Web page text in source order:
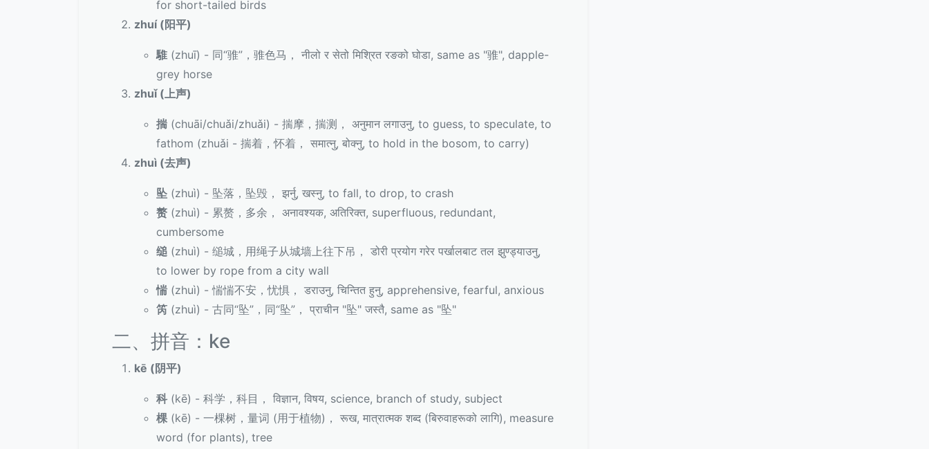
for short-tailed birds
zhuí (阳平)
騅 (zhuī) - 同“骓”，骓色马， नीलो र सेतो मिश्रित रङको घोडा, same as "骓", dapple-
grey horse
zhuǐ (上声)
揣 (chuāi/chuǎi/zhuǎi) - 揣摩，揣测， अनुमान लगाउनु, to guess, to speculate, to
fathom (zhuǎi - 揣着，怀着， समात्नु, बोक्नु, to hold in the bosom, to carry)
zhuì (去声)
坠 (zhuì) - 坠落，坠毁， झर्नु, खस्नु, to fall, to drop, to crash
赘 (zhuì) - 累赘，多余， अनावश्यक, अतिरिक्त, superfluous, redundant,
cumbersome
缒 (zhuì) - 缒城，用绳子从城墙上往下吊， डोरी प्रयोग गरेर पर्खालबाट तल झुण्ड्याउनु,
to lower by rope from a city wall
惴 (zhuì) - 惴惴不安，忧惧， डराउनु, चिन्तित हुनु, apprehensive, fearful, anxious
笍 (zhuì) - 古同“坠”，同“坠”， प्राचीन "坠" जस्तै, same as "坠"
二、拼音：ke
kē (阴平)
科(kē) - 科学，科目， विज्ञान, विषय, science, branch of study, subject
棵 (kē) - 一棵树，量词 (用于植物)， रूख, मात्रात्मक शब्द (बिरुवाहरूको लागि), measure
word (for plants), tree